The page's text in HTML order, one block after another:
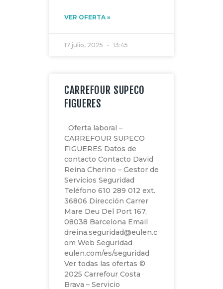
VER OFERTA »
17 julio, 2025 13:45
CARREFOUR SUPECO
FIGUERES
Oferta laboral –
CARREFOUR SUPECO
FIGUERES Datos de
contacto Contacto David
Reina Cherino – Gestor de
Servicios Seguridad
Teléfono 610 289 012 ext.
36806 Dirección Carrer
Mare Deu Del Port 167,
08038 Barcelona Email
dreina.seguridad@eulen.c
om Web Seguridad
eulen.com/es/seguridad
Ver todas las ofertas ©
2025 Carrefour Costa
Brava – Servicio